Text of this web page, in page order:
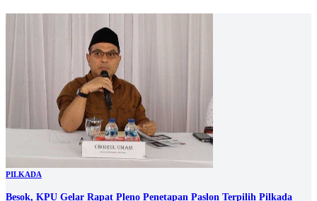
PILKADA
Besok, KPU Gelar Rapat Pleno Penetapan Paslon Terpilih Pilkada